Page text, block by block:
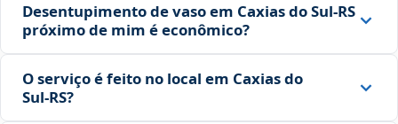
Desentupimento de vaso em Caxias do Sul‑RS
próximo de mim é econômico?
O serviço é feito no local em Caxias do
Sul‑RS?